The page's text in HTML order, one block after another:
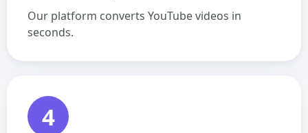
Our platform converts YouTube videos in
seconds.
4